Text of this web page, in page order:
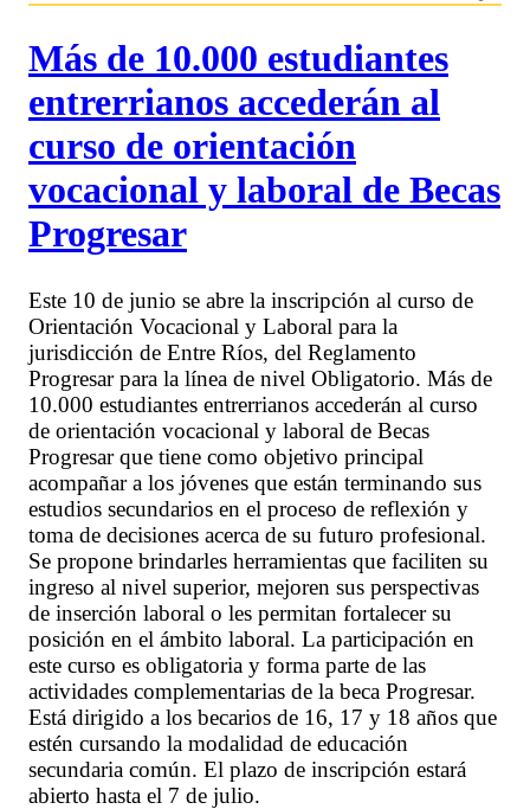
Más de 10.000 estudiantes
entrerrianos accederán al
curso de orientación
vocacional y laboral de Becas
Progresar
Este 10 de junio se abre la inscripción al curso de
Orientación Vocacional y Laboral para la
jurisdicción de Entre Ríos, del Reglamento
Progresar para la línea de nivel Obligatorio. Más de
10.000 estudiantes entrerrianos accederán al curso
de orientación vocacional y laboral de Becas
Progresar que tiene como objetivo principal
acompañar a los jóvenes que están terminando sus
estudios secundarios en el proceso de reflexión y
toma de decisiones acerca de su futuro profesional.
Se propone brindarles herramientas que faciliten su
ingreso al nivel superior, mejoren sus perspectivas
de inserción laboral o les permitan fortalecer su
posición en el ámbito laboral. La participación en
este curso es obligatoria y forma parte de las
actividades complementarias de la beca Progresar.
Está dirigido a los becarios de 16, 17 y 18 años que
estén cursando la modalidad de educación
secundaria común. El plazo de inscripción estará
abierto hasta el 7 de julio.